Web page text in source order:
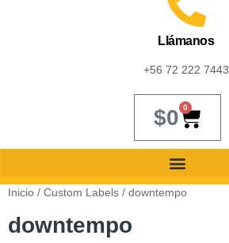
Llámanos
+56 72 222 7443
$0 0
Inicio / Custom Labels / downtempo
downtempo